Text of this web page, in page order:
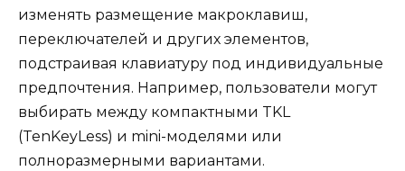
изменять размещение макроклавиш,
переключателей и других элементов,
подстраивая клавиатуру под индивидуальные
предпочтения. Например, пользователи могут
выбирать между компактными TKL
(TenKeyLess) и mini-моделями или
полноразмерными вариантами.